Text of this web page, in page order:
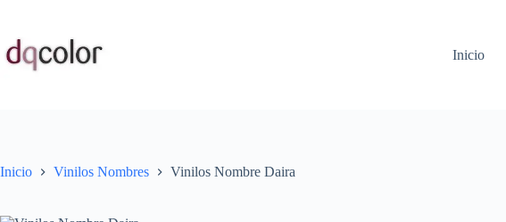
contenido
Inicio
Inicio Vinilos Nombres Vinilos Nombre Daira